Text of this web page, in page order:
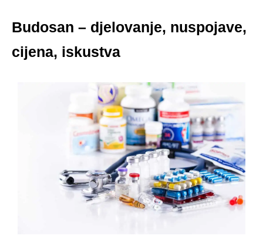
Budosan – djelovanje, nuspojave,
cijena, iskustva